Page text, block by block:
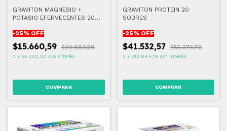
GRAVITON MAGNESIO +
POTASIO EFERVECENTES 20
-25% OFF
$15.660,59 $20.880,79
3 x $5.220,20 sin interés
GRAVITON PROTEIN 20
SOBRES
-25% OFF
$41.532,57 $55.376,76
3 x $13.844,19 sin interés